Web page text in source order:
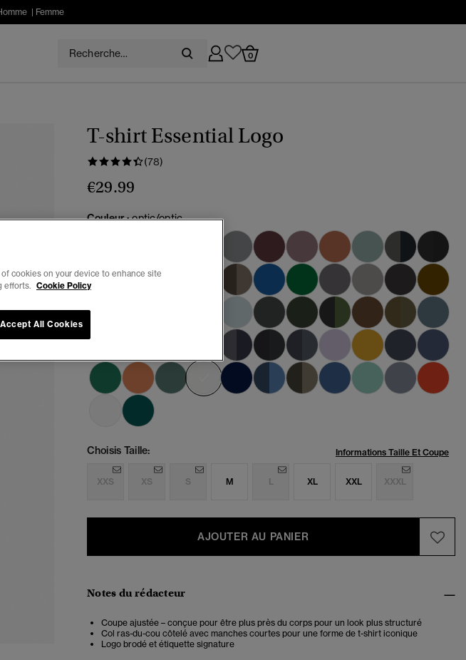
| Femme
0
T-shirt Essential Logo
(78)
€29.99
Couleur :optic/optic
sélectionné
Choisis Taille: Informations Taille Et Coupe
XXS XS S M L XL XXL XXXL
AJOUTER AU PANIER
Notes du rédacteur
Coupe ajustée – conçue pour être plus près du corps pour un look plus structuré
Col ras-du-cou côtelé avec manches courtes pour une forme de t-shirt iconique
Logo brodé et étiquette signature
cookies on your device to enhance site
efforts. Cookie Policy
Accept All Cookies